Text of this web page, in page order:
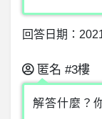
回答日期：
匿名 #3樓
解答什麼？